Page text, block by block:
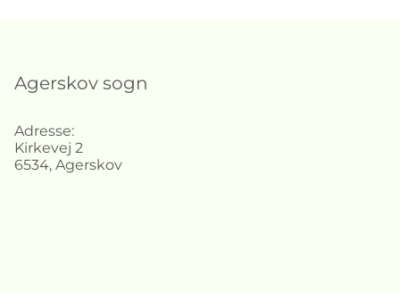
Agerskov sogn
Adresse:
Kirkevej 2
6534, Agerskov